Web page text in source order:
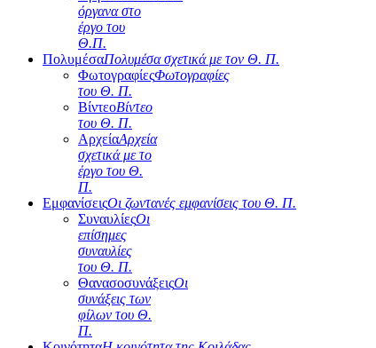
όργανα στο
έργο του
Θ.Π.
ΠολυμέσαΠολυμέσα σχετικά με τον Θ. Π.
ΦωτογραφίεςΦωτογραφίες
του Θ. Π.
ΒίντεοΒίντεο
του Θ. Π.
ΑρχείαΑρχεία
σχετικά με το
έργο του Θ.
Π.
ΕμφανίσειςΟι ζωντανές εμφανίσεις του Θ. Π.
ΣυναυλίεςΟι
επίσημες
συναυλίες
του Θ. Π.
ΘανασοσυνάξειςΟι
συνάξεις των
φίλων του Θ.
Π.